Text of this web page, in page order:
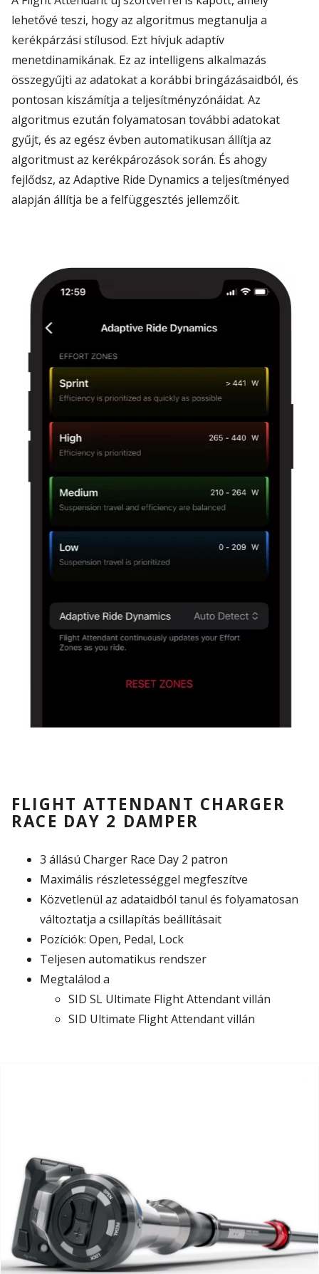
lehetővé teszi, hogy az algoritmus megtanulja a
kerékpárzási stílusod. Ezt hívjuk adaptív
menetdinamikának. Ez az intelligens alkalmazás
összegyűjti az adatokat a korábbi bringázásaidból, és
pontosan kiszámítja a teljesítményzónáidat. Az
algoritmus ezután folyamatosan további adatokat
gyűjt, és az egész évben automatikusan állítja az
algoritmust az kerékpározásoksorán. És ahogy
fejlődsz, az Adaptive Ride Dynamics a teljesítményed
alapján állítja be a felfüggesztés jellemzőit.
FLIGHT ATTENDANT CHARGER
RACE DAY 2 DAMPER
3 állású Charger Race Day 2 patron
Maximális részletességgel megfeszítve
Közvetlenül az adataidból tanul és folyamatosan
változtatja a csillapítás beállításait
Pozíciók: Open, Pedal, Lock
Teljesen automatikus rendszer
Megtalálod a
SID SL Ultimate Flight Attendant villán
SID Ultimate Flight Attendant villán